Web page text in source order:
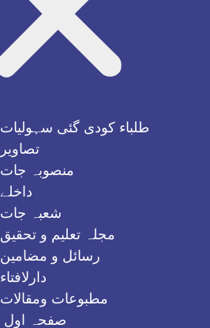
طلباء کودی گئی سہولیات
تصاویر
منصوبہ جات
داخلے
شعبہ جات
مجلہ تعلیم و تحقیق
رسائل و مضامین
دارلافتاء
مطبوعات ومقالات
صفحہ اول